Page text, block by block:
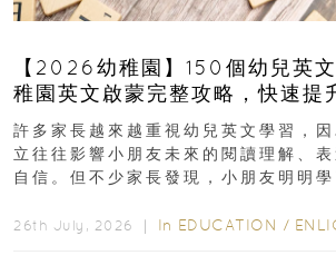
【2026幼稚園】150個幼兒英
稚園英文啟蒙完整攻略，快速提
許多家長越來越重視幼兒英文學習，
立往往影響小朋友未來的閱讀理解、
自信。但不少家長發現，小朋友明明
26th July, 2026 ｜ In EDUCATION /